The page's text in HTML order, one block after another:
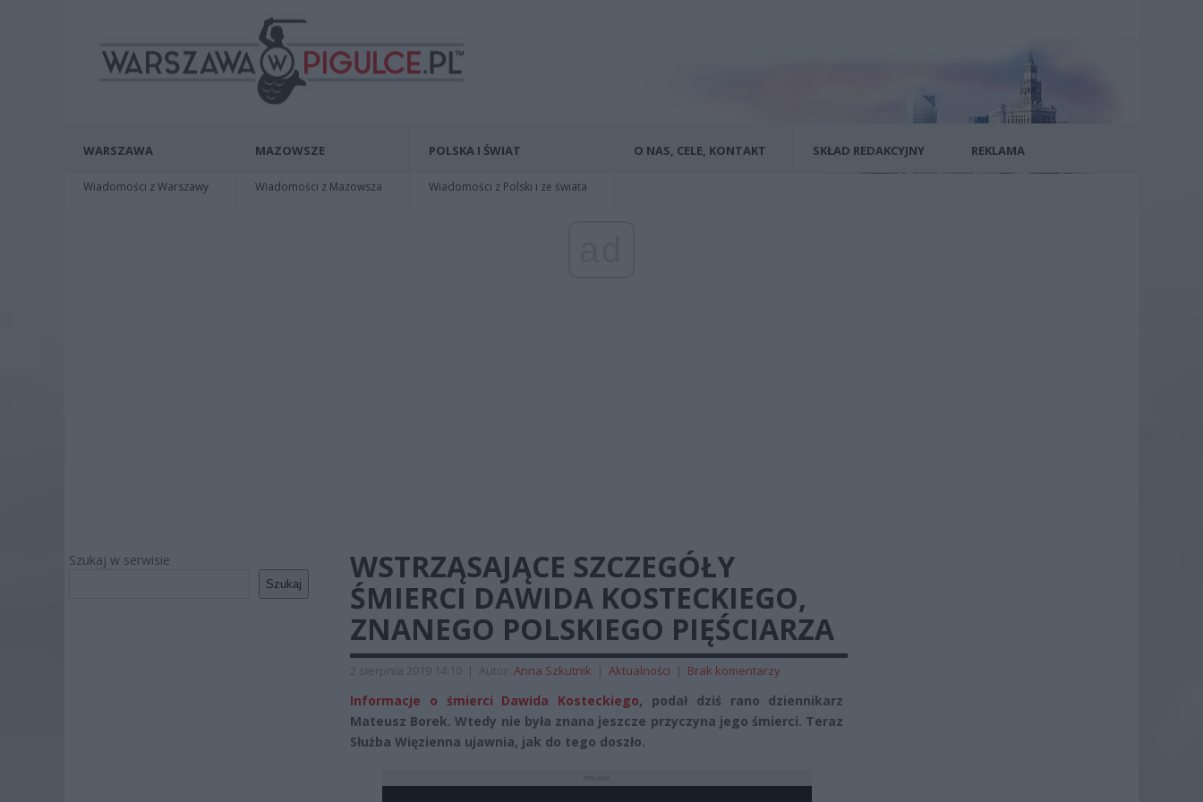
WARSZAWA
Wiadomości z Warszawy
MAZOWSZE
Wiadomości z Mazowsza
POLSKA I ŚWIAT
Wiadomości z Polski i ze świata
O NAS, CELE, KONTAKT SKŁAD REDAKCYJNY REKLAMA
Szukaj w serwisie
Szukaj
WSTRZĄSAJĄCE SZCZEGÓŁY
ŚMIERCI DAWIDA KOSTECKIEGO,
ZNANEGO POLSKIEGO PIĘŚCIARZA
2 sierpnia 2019 14:10 | Autor: Anna Szkutnik | Aktualności | Brak komentarzy
Informacje o śmierci Dawida Kosteckiego, podał dziś rano dziennikarz
Mateusz Borek. Wtedy nie była znana jeszcze przyczyna jego śmierci. Teraz
Służba Więzienna ujawnia, jak do tego doszło.